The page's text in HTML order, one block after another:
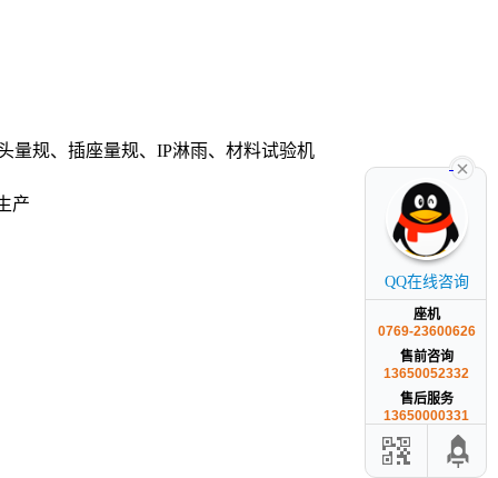
量规、插座量规、IP淋雨、材料试验机
产
QQ在线咨询
座机
0769-23600626
售前咨询
13650052332
售后服务
13650000331